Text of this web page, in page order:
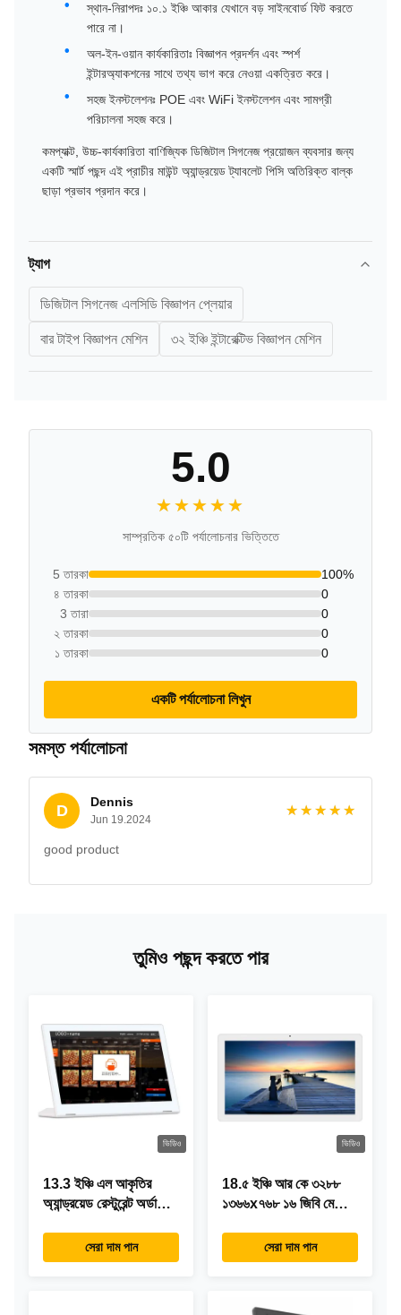
স্থান-নিরাপদঃ ১০.১ ইঞ্চি আকার যেখানে বড় সাইনবোর্ড ফিট করতে
পারে না।
অল-ইন-ওয়ান কার্যকারিতাঃ বিজ্ঞাপন প্রদর্শন এবং স্পর্শ
ইন্টারঅ্যাকশনের সাথে তথ্য ভাগ করে নেওয়া একত্রিত করে।
সহজ ইনস্টলেশনঃ POE এবং WiFi ইনস্টলেশন এবং সামগ্রী
পরিচালনা সহজ করে।
কমপ্যাক্ট, উচ্চ-কার্যকারিতা বাণিজ্যিক ডিজিটাল সিগনেজ প্রয়োজন ব্যবসার জন্য
একটি স্মার্ট পছন্দ এই প্রাচীর মাউন্ট অ্যান্ড্রয়েড ট্যাবলেট পিসি অতিরিক্ত বাল্ক
ছাড়া প্রভাব প্রদান করে।
ট্যাগ
ডিজিটাল সিগনেজ এলসিডি বিজ্ঞাপন প্লেয়ার
বার টাইপ বিজ্ঞাপন মেশিন ৩২ ইঞ্চি ইন্টারেক্টিভ বিজ্ঞাপন মেশিন
5.0
★★★★★
★★★★★
সাম্প্রতিক ৫০টি পর্যালোচনার ভিত্তিতে
5 তারকা
100%
৪ তারকা
0
3 তারা
0
২ তারকা
0
১ তারকা
0
একটি পর্যালোচনা লিখুন
সমস্ত পর্যালোচনা
D Dennis
Jun 19.2024
★★★★★
★★★★★
good product
তুমিও পছন্দ করতে পার
ভিডিও
13.3 ইঞ্চি এল আকৃতির
অ্যান্ড্রয়েড রেস্টুরেন্ট অর্ডারিং
টাচস্ক্রিন, ওয়াইফাই RJ45
সেরা দাম পান
ভিডিও
18.৫ ইঞ্চি আর কে ৩২৮৮
১৩৬৬x৭৬৮ ১৬ জিবি মেমোরি
ট্যাবলেট আধুনিক ডিজাইন
সেরা দাম পান